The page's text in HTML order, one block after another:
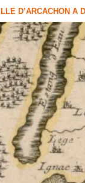
D’ARCACHON